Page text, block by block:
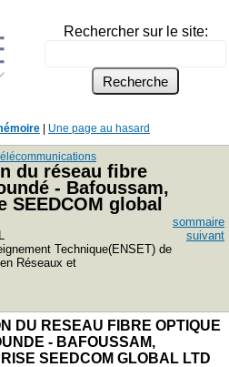
Rechercher sur le site:
Une page au hasard
du réseau fibre
- Bafoussam,
global
Technique(ENSET) de
Réseaux et
sommaire
suivant
DU RESEAU FIBRE OPTIQUE
- BAFOUSSAM,
SEEDCOM GLOBAL LTD